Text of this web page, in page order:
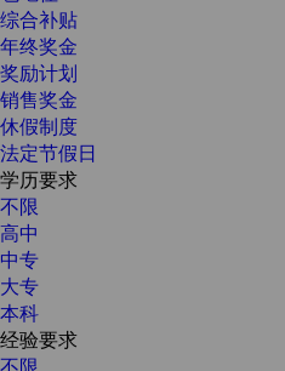
综合补贴
年终奖金
奖励计划
销售奖金
休假制度
法定节假日
学历要求
不限
高中
中专
大专
本科
经验要求
不限